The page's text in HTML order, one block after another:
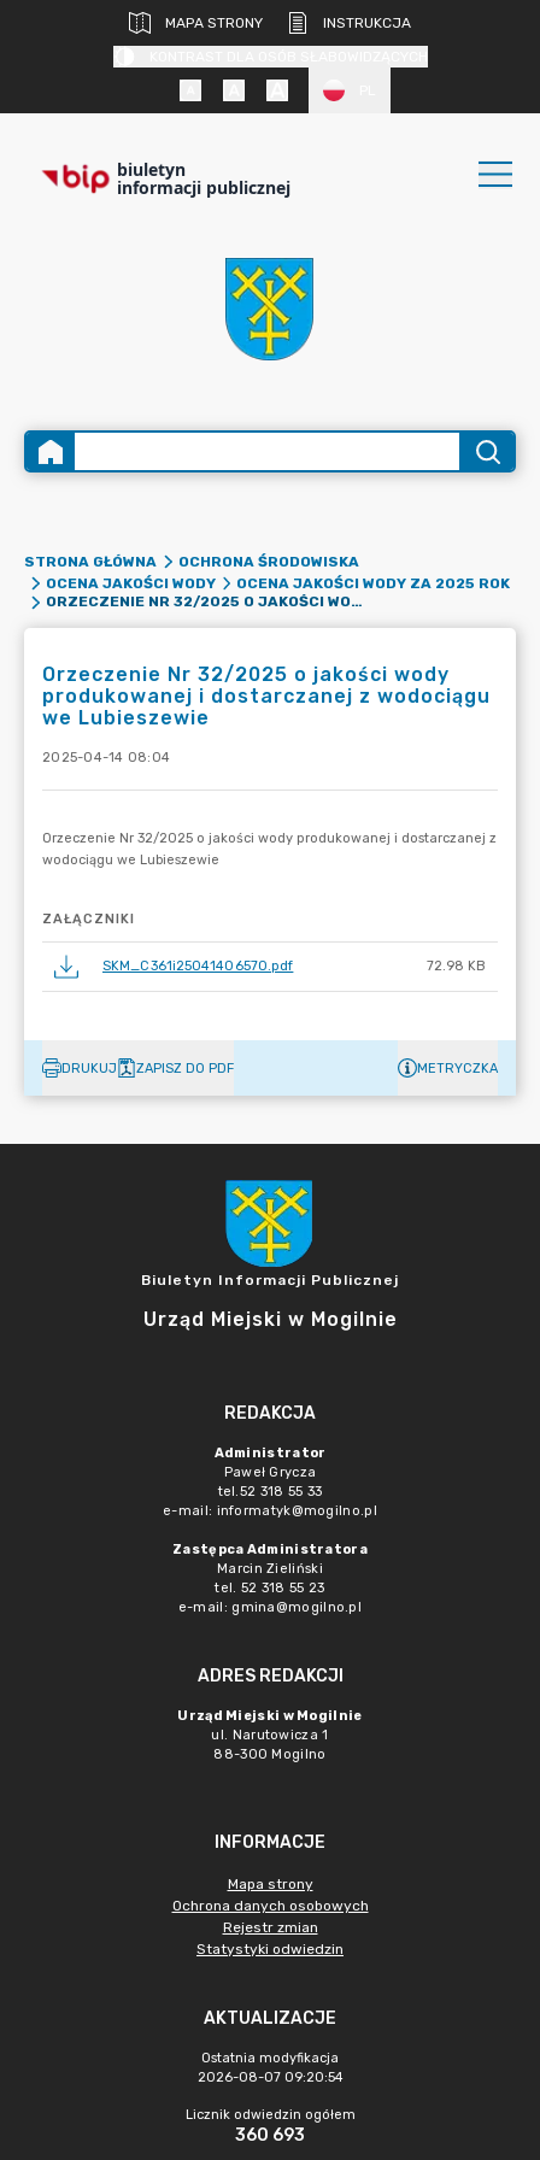
MAPA STRONY
INSTRUKCJA
biuletyn
informacji publicznej
STRONA GŁÓWNA
OCHRONA ŚRODOWISKA
OCENA JAKOŚCI WODY
OCENA JAKOŚCI WODY ZA 2025 ROK
ORZECZENIE NR 32/2025 O JAKOŚCI WODY PRODUKOWANEJ I DOSTARCZANEJ Z WODOCIĄGU WE LUBIESZEWIE
Orzeczenie Nr 32/2025 o jakości wody
produkowanej i dostarczanej z wodociągu
we Lubieszewie
2025-04-14 08:04
ZAŁĄCZNIKI
SKM_C361i25041406570.pdf 72.98 KB
DRUKUJ ZAPISZ DO PDF METRYCZKA
Biuletyn Informacji Publicznej
Urząd Miejski w Mogilnie
REDAKCJA
Administrator
Paweł Grycza
tel.52 318 55 33
e-mail: informatyk@mogilno.pl
Zastępca Administratora
Marcin Zieliński
tel. 52 318 55 23
e-mail: gmina@mogilno.pl
ADRES REDAKCJI
Urząd Miejski w Mogilnie
ul. Narutowicza 1
88-300 Mogilno
INFORMACJE
Mapa strony
Ochrona danych osobowych
Rejestr zmian
Statystyki odwiedzin
AKTUALIZACJE
Ostatnia modyfikacja
2026-08-07 09:20:54
Licznik odwiedzin ogółem
360 693